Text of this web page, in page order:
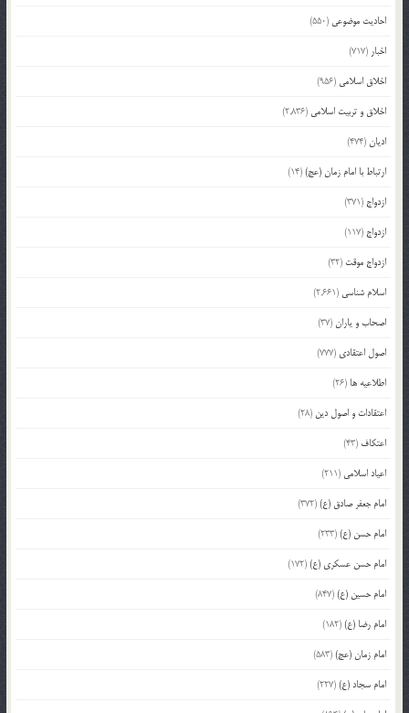
احادیث موضوعی (550)
اخبار (717)
اخلاق اسلامی (956)
اخلاق و تربیت اسلامی (2,836)
ادیان(474)
ارتباط با امام زمان (عج)(14)
ازدواج (371)
ازدواج (117)
ازدواج موقت (32)
اسلام شناسی (2,661)
اصحاب و یاران(37)
اصول اعتقادی (777)
اطلاعیه ها (26)
اعتقادات و اصول دین (28)
اعتکاف (43)
اعیاد اسلامی (211)
امام جعفر صادق (ع)(372)
امام حسن (ع)(233)
امام حسن عسکری (ع)(172)
امام حسین (ع)(847)
امام رضا (ع)(182)
امام زمان (عج)(583)
امام سجاد (ع)(227)